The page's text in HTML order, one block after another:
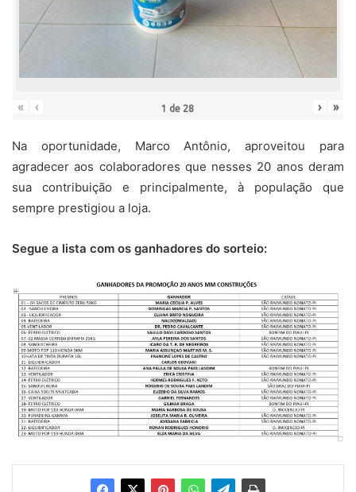
« ‹ 1 de 28 › »
Na oportunidade, Marco Antônio, aproveitou para
agradecer aos colaboradores que nesses 20 anos deram
sua contribuição e principalmente, à população que
sempre prestigiou a loja.
Segue a lista com os ganhadores do sorteio: